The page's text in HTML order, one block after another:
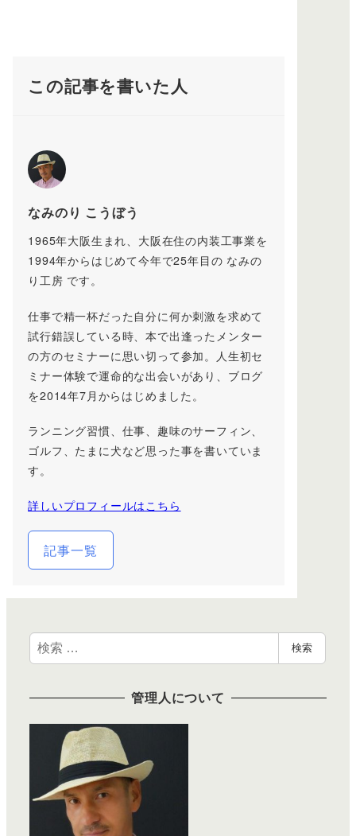
この記事を書いた人
なみのり こうぼう
1965年大阪生まれ、大阪在住の内装工事業を
1994年からはじめて今年で25年目の なみの
り工房 です。
仕事で精一杯だった自分に何か刺激を求めて
試行錯誤している時、本で出逢ったメンター
の方のセミナーに思い切って参加。人生初セ
ミナー体験で運命的な出会いがあり、ブログ
を2014年7月からはじめました。
ランニング習慣、仕事、趣味のサーフィン、
ゴルフ、たまに犬など思った事を書いていま
す。
詳しいプロフィールはこちら
記事一覧
検
索
検索
管理人について